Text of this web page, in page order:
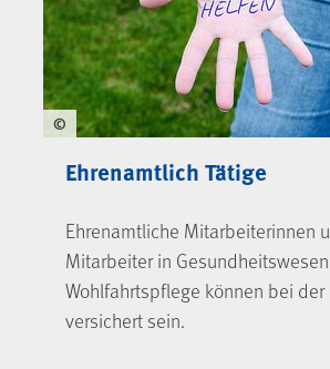
©
Ehrenamtlich Tätige
Ehrenamtliche Mitarbeiterinnen
Mitarbeiter in
Wohlfahrtspflege können bei der
versichert sein.